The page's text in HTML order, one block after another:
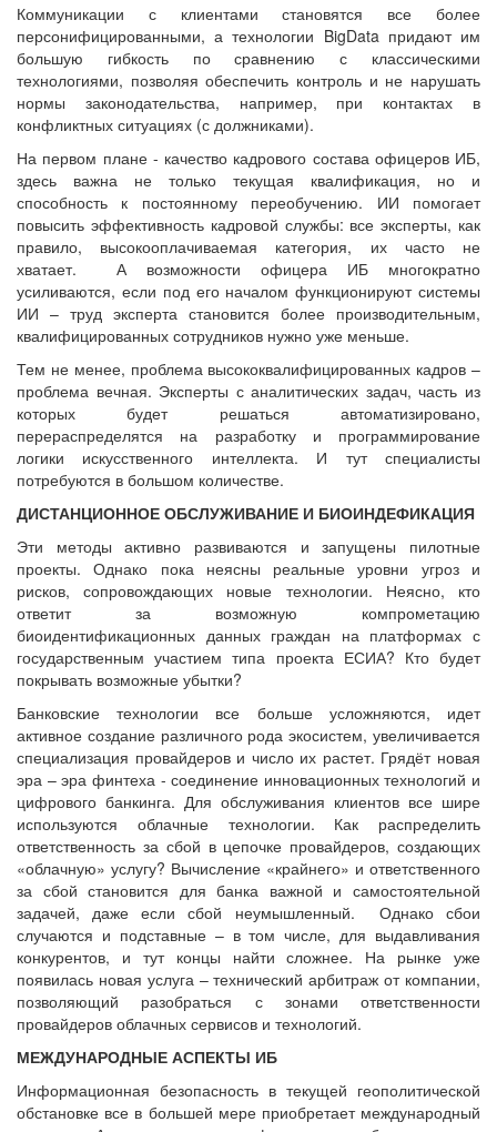
Коммуникации с клиентами становятся все более
персонифицированными, а технологии BigData придают им
большую гибкость по сравнению с классическими
технологиями, позволяя обеспечить контроль и не нарушать
нормы законодательства, например, при контактах в
конфликтных ситуациях (с должниками).
На первом плане - качество кадрового состава офицеров ИБ,
здесь важна не только текущая квалификация, но и
способность к постоянному переобучению. ИИ помогает
повысить эффективность кадровой службы: все эксперты, как
правило, высокооплачиваемая категория, их часто не
хватает. А возможности офицера ИБ многократно
усиливаются, если под его началом функционируют системы
ИИ – труд эксперта становится более производительным,
квалифицированных сотрудников нужно уже меньше.
Тем не менее, проблема высококвалифицированных кадров –
проблема вечная. Эксперты с аналитических задач, часть из
которых будет решаться автоматизировано,
перераспределятся на разработку и программирование
логики искусственного интеллекта. И тут специалисты
потребуются в большом количестве.
ДИСТАНЦИОННОЕ ОБСЛУЖИВАНИЕ И БИОИНДЕФИКАЦИЯ
Эти методы активно развиваются и запущены пилотные
проекты. Однако пока неясны реальные уровни угроз и
рисков, сопровождающих новые технологии. Неясно, кто
ответит за возможную компрометацию
биоидентификационных данных граждан на платформах с
государственным участием типа проекта ЕСИА? Кто будет
покрывать возможные убытки?
Банковские технологии все больше усложняются, идет
активное создание различного рода экосистем, увеличивается
специализация провайдеров и число их растет. Грядёт новая
эра – эра финтеха - соединение инновационных технологий и
цифрового банкинга. Для обслуживания клиентов все шире
используются облачные технологии. Как распределить
ответственность за сбой в цепочке провайдеров, создающих
«облачную» услугу? Вычисление «крайнего» и ответственного
за сбой становится для банка важной и самостоятельной
задачей, даже если сбой неумышленный. Однако сбои
случаются и подставные – в том числе, для выдавливания
конкурентов, и тут концы найти сложнее. На рынке уже
появилась новая услуга – технический арбитраж от компании,
позволяющий разобраться с зонами ответственности
провайдеров облачных сервисов и технологий.
МЕЖДУНАРОДНЫЕ АСПЕКТЫ ИБ
Информационная безопасность в текущей геополитической
обстановке все в большей мере приобретает международный